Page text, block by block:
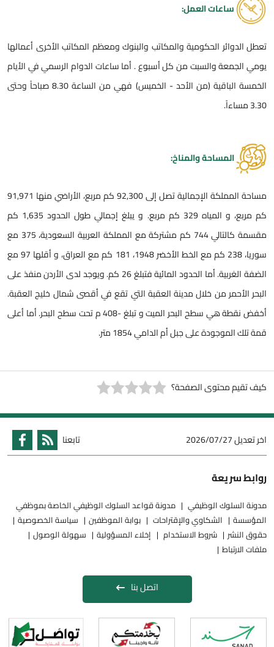
ساعات العمل:
تعطل الدوائر الحكومية والمكاتب والبنوك ومعظم المكاتب الأخرى أعمالها
يومي الجمعة والسبت من كل أسبوع . أما ساعات الدوام الرسمي في الأيام
الخمسة الباقية (من الأحد - الخميس) فهي من الساعة 8.30 صباحاً وحتى
3.30 مساءاً.
المساحة والمناخ:
مساحة المملكة الإجمالية تصل إلى 92,300 كم مربع، الأراضي منها 91,971
كم مربع، و المياه 329 كم مربع. و يبلغ إجمالي طول الحدود 1,635 كم
مقسمة كالتالي 744 كم مشتركة مع المملكة العربية السعودية، 375 مع
سوريا، 238 كم مع الخط الأخضر 1948، 181 كم مع العراق، و أقلها 97 مع
الضفة الغربية. أما الحدود المائية فتبلغ 26 كم. ويوجد لدى الأردن منفذ على
البحر الأحمر من خلال مدينة العقبة التي تقع في أقصى شمال خليج العقبة.
أخفض نقطة هي سطح البحر الميت و تبلغ -408 م تحت سطح البحر. أما أعلى
قمة تلك الموجودة على جبل أم الدامي 1854 متر.
كيف تقيم محتوى الصفحة؟
اخر تعديل2026/07/27 تابعنا
روابط سريعة
مدونة السلوك الوظيفي
مدونة قواعد السلوك الوظيفي الخاصة بموظفي
المؤسسة
الشكاوي والإقتراحات بوابة الموظفين
سياسة الخصوصية
حقوق النشر
شروط الاستخدام إخلاء المسؤولية
سهولة الوصول
ملفات الارتباط
اتصل بنا